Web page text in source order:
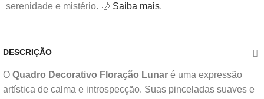
serenidade e mistério. 🌙 Saiba mais.
DESCRIÇÃO
O Quadro Decorativo Floração Lunar é uma expressão
artística de calma e introspecção. Suas pinceladas suaves e